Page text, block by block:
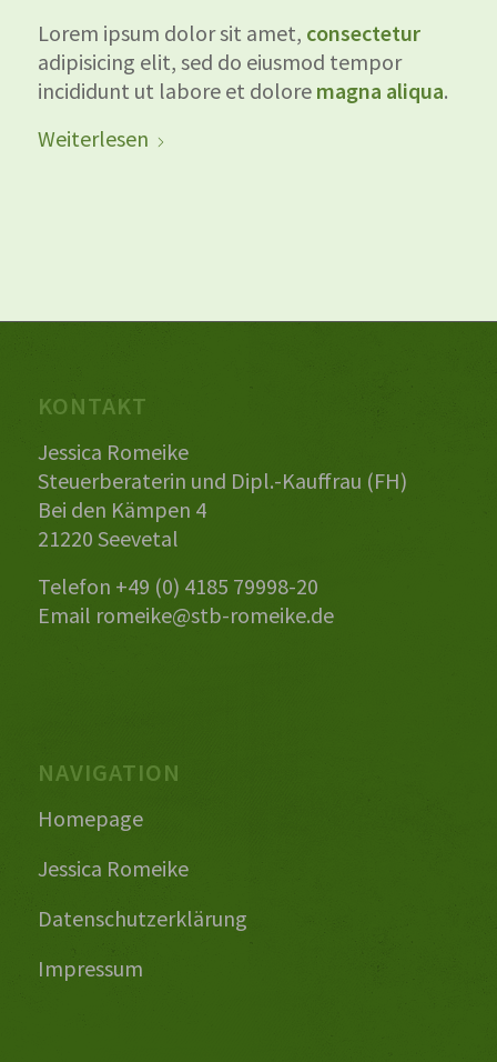
Lorem ipsum dolor sit amet, consectetur
adipisicing elit, sed do eiusmod tempor
incididunt ut labore et dolore magna aliqua.
Weiterlesen
KONTAKT
Jessica Romeike
Steuerberaterin und Dipl.-Kauffrau (FH)
Bei den Kämpen 4
21220 Seevetal
Telefon +49 (0) 4185 79998-20
Email romeike@stb-romeike.de
NAVIGATION
Homepage
Jessica Romeike
Datenschutzerklärung
Impressum